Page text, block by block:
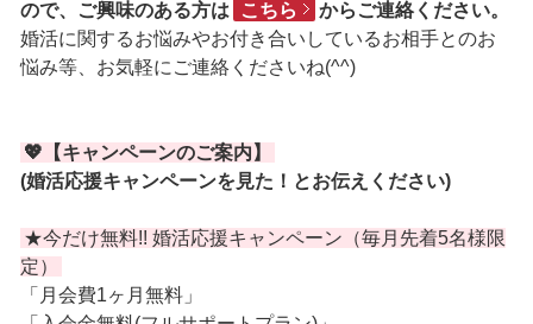
ので、ご興味のある方は
こちら
からご連絡ください。
婚活に関するお悩みやお付き合いしているお相手とのお
悩み等、お気軽にご連絡くださいね(^^)
💖【キャンペーンのご案内】
(婚活応援キャンペーンを見た！とお伝えください)
★今だけ無料!! 婚活応援キャンペーン（毎月先着5名様限
定）
「月会費1ヶ月無料」